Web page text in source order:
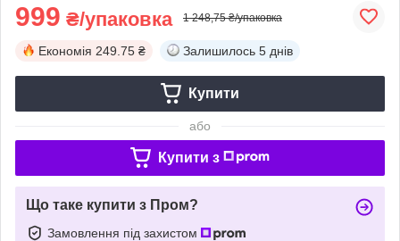
999 ₴/упаковка 1 248,75 ₴/упаковка
Економія 249.75 ₴ Залишилось 5 днів
Купити
або
Купити з
Що таке купити з Пром?
Замовлення під захистом